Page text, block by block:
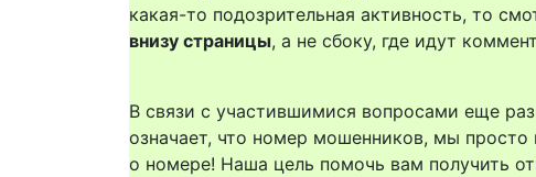
какая-то подозрительная активность, то
внизу страницы, а не сбоку, где идут
В связи с участившимися вопросами еще
означает, что номер мошенников, мы
о номере! Наша цель помочь вам получить